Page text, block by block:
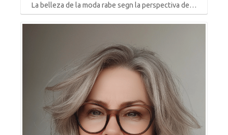
La belleza de la moda rabe segn la perspectiva de…